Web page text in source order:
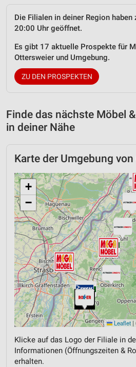
Die Filialen in deiner Region
20:00 Uhr geöffnet.
Es gibt 17 aktuelle Prospekte für
Ottersweier und Umgebung.
ZU DEN PROSPEKTEN
Finde das nächste Möbel
in deiner Nähe
Karte der Umgebung
+
−
Leaflet |
Klicke auf das Logo der Filiale in
Informationen (Öffnungszeiten &
erhalten.